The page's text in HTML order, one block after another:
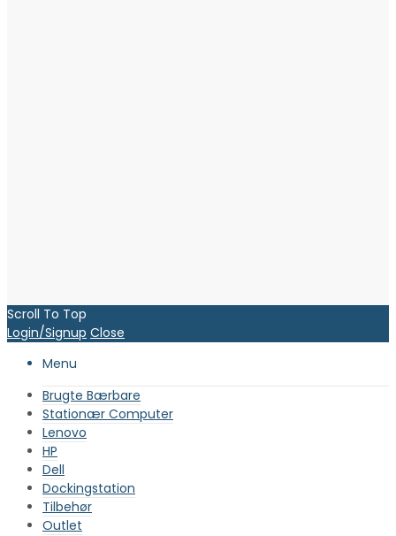
Scroll To Top
Login/Signup Close
Menu
Brugte Bærbare
Stationær Computer
Lenovo
HP
Dell
Dockingstation
Tilbehør
Outlet